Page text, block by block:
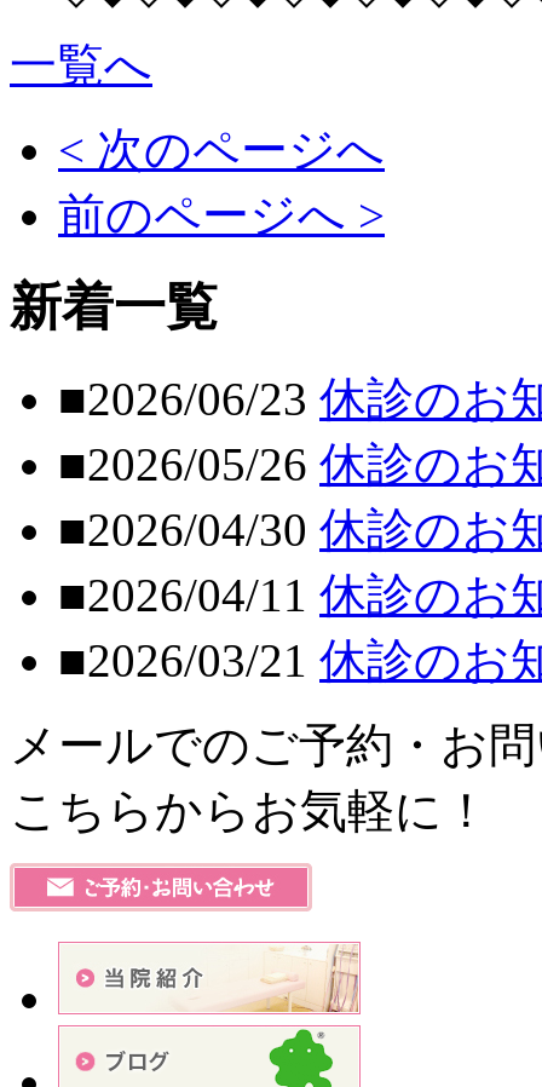
一覧へ
< 次のページへ
前のページへ >
新着一覧
■2026/06/23 休診のお
■2026/05/26 休診のお
■2026/04/30 休診のお
■2026/04/11 休診のお
■2026/03/21 休診のお
メールでのご予約・お
こちらからお気軽に！